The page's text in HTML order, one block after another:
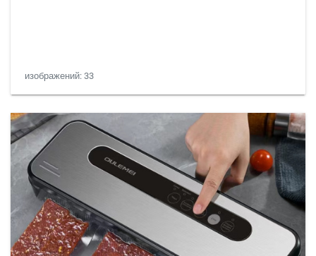
изображений: 33